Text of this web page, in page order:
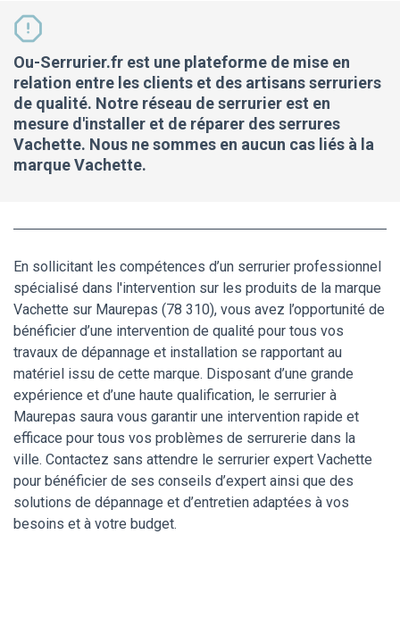
Ou-Serrurier.fr est une plateforme de mise en
relation entre les clients et des artisans serruriers
de qualité. Notre réseau de serrurier est en
mesure d'installer et de réparer des serrures
Vachette. Nous ne sommes en aucun cas liés à la
marque Vachette.
En sollicitant les compétences d’un serrurier professionnel
spécialisé dans l'intervention sur les produits de la marque
Vachette sur Maurepas (78 310), vous avez l’opportunité de
bénéficier d’une intervention de qualité pour tous vos
travaux de dépannage et installation se rapportant au
matériel issu de cette marque. Disposant d’une grande
expérience et d’une haute qualification, le serrurier à
Maurepas saura vous garantir une intervention rapide et
efficace pour tous vos problèmes de serrurerie dans la
ville. Contactez sans attendre le serrurier expert Vachette
pour bénéficier de ses conseils d’expert ainsi que des
solutions de dépannage et d’entretien adaptées à vos
besoins et à votre budget.